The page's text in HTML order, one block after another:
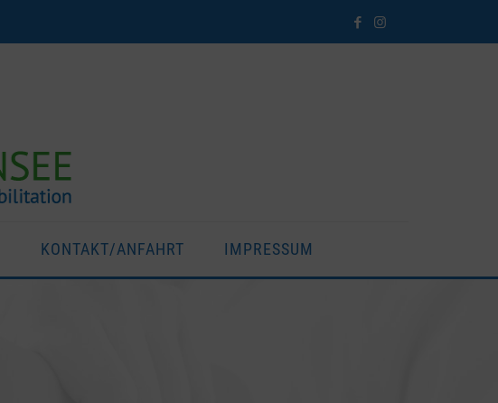
KONTAKT/ANFAHRT IMPRESSUM